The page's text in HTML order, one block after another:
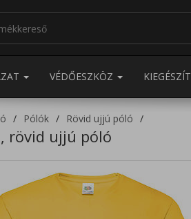
VÉDŐESZKÖZ
Pólók Rövid ujjú póló
rövid ujjú póló